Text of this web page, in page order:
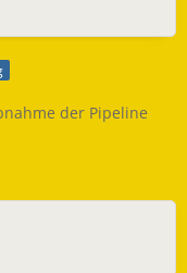
der Pipeline